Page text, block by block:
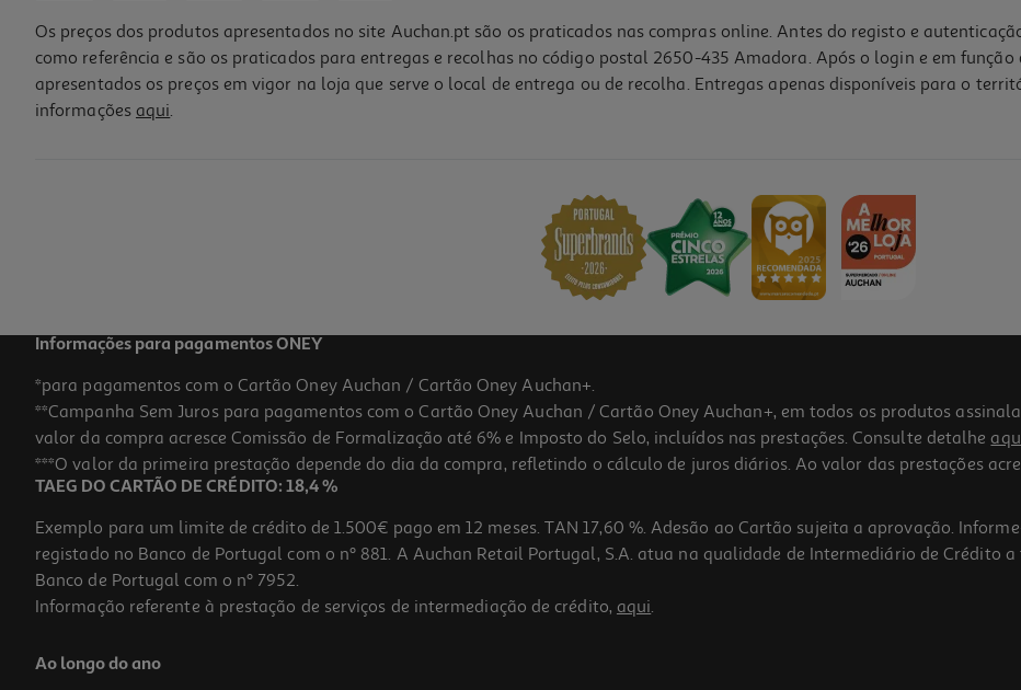
Os preços dos produtos apresentados no site Auchan.pt são os praticados nas compras online. Antes do registo e
como referência e são os praticados para entregas e recolhas no código postal 2650-435 Amadora. Após o login e em
apresentados os preços em vigor na loja que serve o local de entrega ou de recolha. Entregas apenas disponíveis para o
informações aqui.
Informações para pagamentos ONEY
*para pagamentos com o Cartão Oney Auchan / Cartão Oney Auchan+.
**Campanha Sem Juros para pagamentos com o Cartão Oney Auchan / Cartão Oney Auchan+, em todos os produtos
valor da compra acresce Comissão de Formalização até 6% e Imposto do Selo, incluídos nas prestações. Consulte detalhe
***O valor da primeira prestação depende do dia da compra, refletindo o cálculo de juros diários. Ao valor das prestações
TAEG DO CARTÃO DE CRÉDITO: 18,4 %
Exemplo para um limite de crédito de 1.500€ pago em 12 meses. TAN 17,60 %. Adesão ao Cartão sujeita a aprovação.
registado no Banco de Portugal com o nº 881. A Auchan Retail Portugal, S.A. atua na qualidade de Intermediário de Crédito
Banco de Portugal com o nº 7952.
Informação referente à prestação de serviços de intermediação de crédito, aqui.
Ao longo do ano